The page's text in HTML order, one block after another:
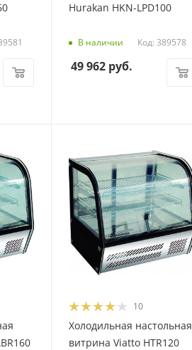
Hurakan HKN-LPD100
В наличии Код: 389578
49 962руб.
10
Холодильная настольная
витрина Viatto HTR120